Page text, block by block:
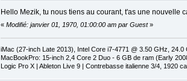
Hello Mezik, tu nous tiens au courant, t'as une nouvelle
« Modifié: janvier 01, 1970, 01:00:00 am par Guest»
iMac (27-inch Late 2013), Intel Core i7-4771 @ 3.50 GHz,
MacBookPro: 15-inch 2,4 Core 2 Duo - 6 GB de ram (Early
Logic Pro X | Ableton Live 9 | Contrebasse italienne 3/4, 1920